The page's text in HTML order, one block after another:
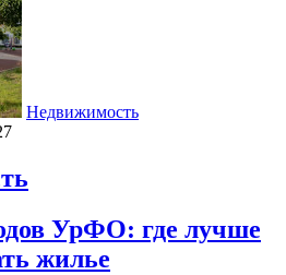
Недвижимость
УрФО: где лучше
жилье